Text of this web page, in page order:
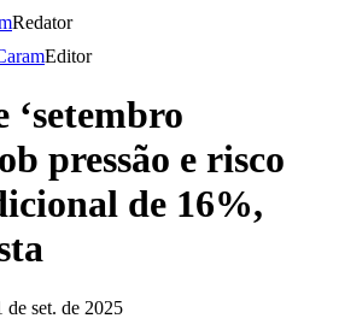
Redator
Editor
pressão e risco
de 16%,
de set. de 2025